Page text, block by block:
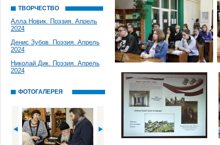
ТВОРЧЕСТВО
Алла Новик. Поэзия. Апрель
2024
Денис Зубов. Поэзия. Апрель
2024
Николай Дик. Поэзия. Апрель
2024
ФОТОГАЛЕРЕЯ